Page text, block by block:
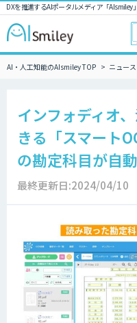
DXを推進するAIポータルメディア「
AI・人工知能のAIsmiley TOP ニュース
インフォディオ
きる「スマート
の勘定科目が自
最終更新日:2024/04/10